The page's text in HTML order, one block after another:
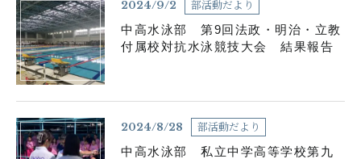
サイトマップ よくある質問
採用情報 アクセス
関連リンク
2024/9/2 部活動だより
中高水泳部 第9回法政・明治・立教
付属校対抗水泳競技大会 結果報告
2024/8/28 部活動だより
中高水泳部 私立中学高等学校第九